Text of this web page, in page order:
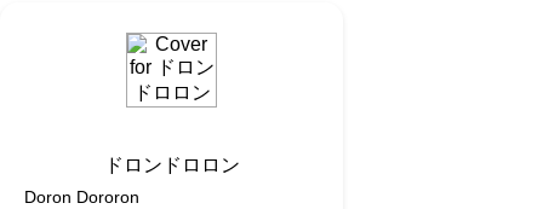
ドロンドロロン
Doron Dororon